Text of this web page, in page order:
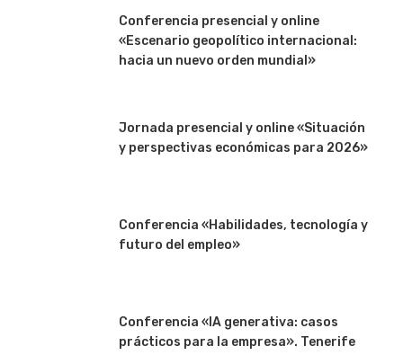
Conferencia presencial y online
«Escenario geopolítico internacional:
hacia un nuevo orden mundial»
Jornada presencial y online «Situación
y perspectivas económicas para 2026»
Conferencia «Habilidades, tecnología y
futuro del empleo»
Conferencia «IA generativa: casos
prácticos para la empresa». Tenerife